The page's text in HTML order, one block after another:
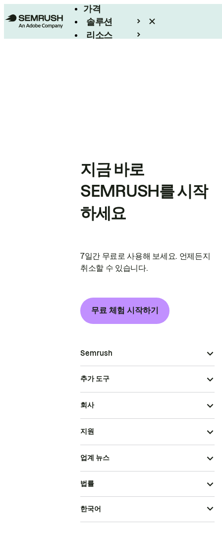
가격
솔루션
리소스
지금 바로
SEMRUSH를 시작
하세요
7일간 무료로 사용해 보세요. 언제든지
취소할 수 있습니다.
무료 체험 시작하기
Semrush
추가 도구
회사
지원
업계 뉴스
법률
한국어